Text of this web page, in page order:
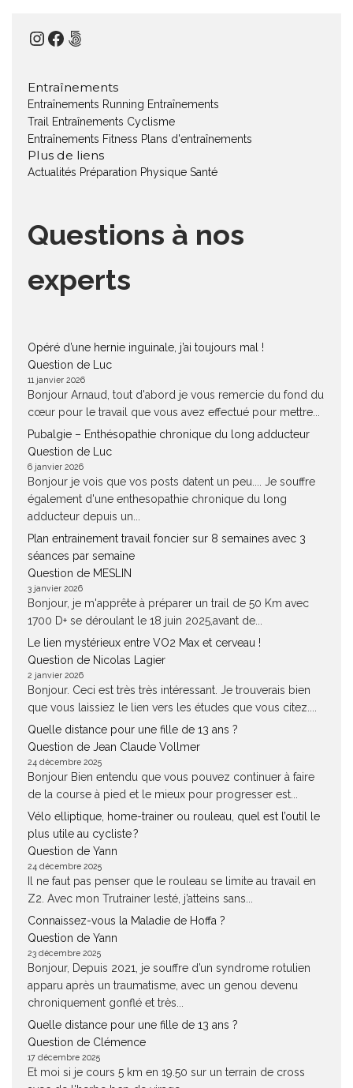
Instagram
Facebook
500px
Entraînements
Entraînements Running Entraînements
Trail
Entraînements Cyclisme
Entraînements Fitness Plans d'entraînements
Plus de liens
Actualités Préparation Physique Santé
Questions à nos
experts
Opéré d’une hernie inguinale, j’ai toujours mal !
Question de Luc
11 janvier 2026
Bonjour Arnaud, tout d'abord je vous remercie du fond du
cœur pour le travail que vous avez effectué pour mettre...
Pubalgie – Enthésopathie chronique du long adducteur
Question de Luc
6 janvier 2026
Bonjour je vois que vos posts datent un peu.... Je souffre
également d'une enthesopathie chronique du long
adducteur depuis un...
Plan entrainement travail foncier sur 8 semaines avec 3
séances par semaine
Question de MESLIN
3 janvier 2026
Bonjour, je m'apprête à préparer un trail de 50 Km avec
1700 D+ se déroulant le 18 juin 2025,avant de...
Le lien mystérieux entre VO2 Max et cerveau !
Question de Nicolas Lagier
2 janvier 2026
Bonjour. Ceci est très très intéressant. Je trouverais bien
que vous laissiez le lien vers les études que vous citez....
Quelle distance pour une fille de 13 ans ?
Question de Jean Claude Vollmer
24 décembre 2025
Bonjour Bien entendu que vous pouvez continuer à faire
de la course à pied et le mieux pour progresser est...
Vélo elliptique, home-trainer ou rouleau, quel est l’outil le
plus utile au cycliste ?
Question de Yann
24 décembre 2025
Il ne faut pas penser que le rouleau se limite au travail en
Z2. Avec mon Trutrainer lesté, j’atteins sans...
Connaissez-vous la Maladie de Hoffa ?
Question de Yann
23 décembre 2025
Bonjour, Depuis 2021, je souffre d’un syndrome rotulien
apparu après un traumatisme, avec un genou devenu
chroniquement gonflé et très...
Quelle distance pour une fille de 13 ans ?
Question de Clémence
17 décembre 2025
Et moi si je cours 5 km en 19.50 sur un terrain de cross